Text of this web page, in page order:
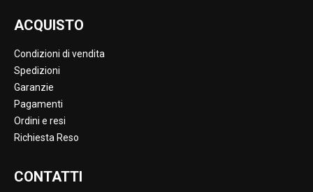
ACQUISTO
Condizioni di vendita
Spedizioni
Garanzie
Pagamenti
Ordini e resi
Richiesta Reso
CONTATTI